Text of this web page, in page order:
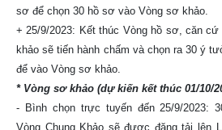
sơ để chọn 30 hồ sơ vào Vòng sơ khảo.
+ 25/9/2023: Kết thúc Vòng hồ sơ, căn
khảo sẽ tiến hành chấm và chọn ra 30 ý
để vào Vòng sơ khảo.
* Vòng sơ khảo (dự kiến kết thúc 01/10/
- Bình chọn trực tuyến đến 25/9/2023:
Vòng Chung Khảo sẽ được đăng tải lên